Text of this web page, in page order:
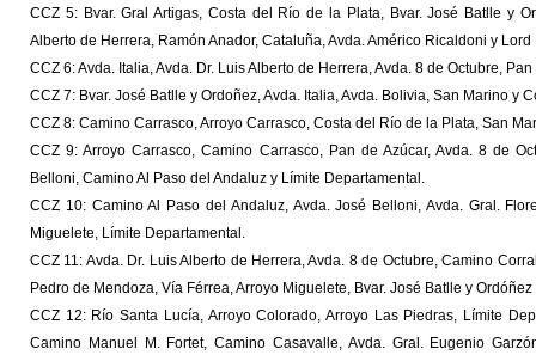
CCZ 5: Bvar. Gral Artigas, Costa del Río de la Plata, Bvar. José Batlle y
Alberto de Herrera, Ramón Anador, Cataluña, Avda. Américo Ricaldoni y Lord
CCZ 6: Avda. Italia, Avda. Dr. Luis Alberto de Herrera, Avda. 8 de Octubre,
CCZ 7: Bvar. José Batlle y Ordoñez, Avda. Italia, Avda. Bolivia, San Marino y
CCZ 8: Camino Carrasco, Arroyo Carrasco, Costa del Río de la Plata, San
CCZ 9: Arroyo Carrasco, Camino Carrasco, Pan de Azúcar, Avda. 8 de
Belloni, Camino Al Paso del Andaluz y Límite Departamental.
CCZ 10: Camino Al Paso del Andaluz, Avda. José Belloni, Avda. Gral.
Miguelete, Límite Departamental.
CCZ 11: Avda. Dr. Luis Alberto de Herrera, Avda. 8 de Octubre, Camino
Pedro de Mendoza, Vía Férrea, Arroyo Miguelete, Bvar. José Batlle y
CCZ 12: Río Santa Lucía, Arroyo Colorado, Arroyo Las Piedras, Límite
Camino Manuel M. Fortet, Camino Casavalle, Avda. Gral. Eugenio